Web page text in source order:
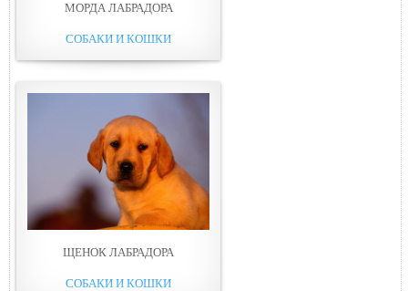
МОРДА ЛАБРАДОРА
СОБАКИ И КОШКИ
ЩЕНОК ЛАБРАДОРА
СОБАКИ И КОШКИ